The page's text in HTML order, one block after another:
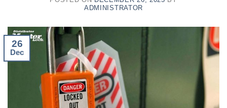
ADMINISTRATOR
26
Dec